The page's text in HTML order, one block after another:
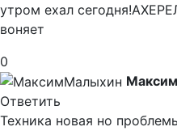
утром ехал
воняет
0
Ответить
Техника новая но